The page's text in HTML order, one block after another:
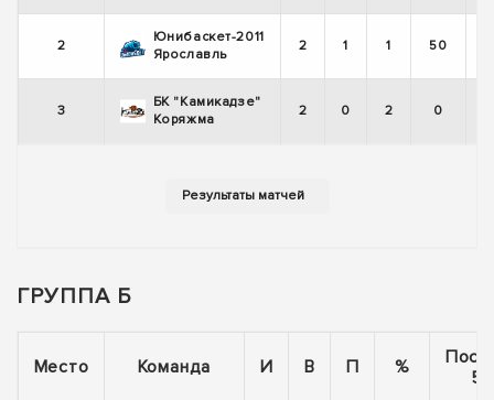
2
Юнибаскет-2011
Ярославль
2 1 1 50
3
БК "Камикадзе"
Коряжма
2 0 2 0
ГРУППА Б
Место Команда И В П %
5